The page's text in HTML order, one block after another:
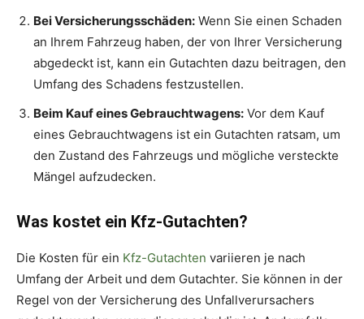
Bei Versicherungsschäden: Wenn Sie einen Schaden
an Ihrem Fahrzeug haben, der von Ihrer Versicherung
abgedeckt ist, kann ein Gutachten dazu beitragen, den
Umfang des Schadens festzustellen.
Beim Kauf eines Gebrauchtwagens: Vor dem Kauf
eines Gebrauchtwagens ist ein Gutachten ratsam, um
den Zustand des Fahrzeugs und mögliche versteckte
Mängel aufzudecken.
Was kostet ein Kfz-Gutachten?
Die Kosten für ein Kfz-Gutachten variieren je nach
Umfang der Arbeit und dem Gutachter. Sie können in der
Regel von der Versicherung des Unfallverursachers